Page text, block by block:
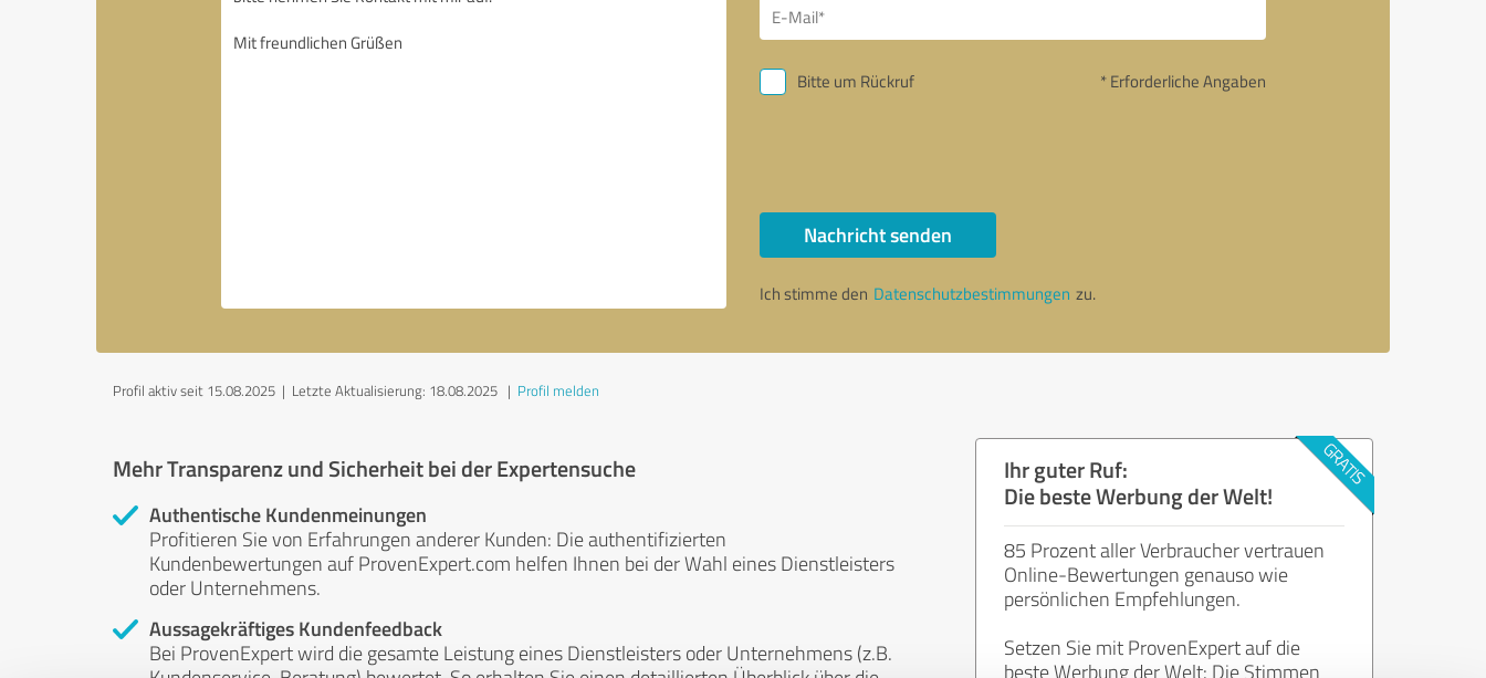
Bitte um Rückruf * Erforderliche Angaben
Nachricht senden
Ich stimme den Datenschutzbestimmungen zu.
Profil aktiv seit 15.08.2025 | Letzte Aktualisierung: 18.08.2025 | Profil melden
Mehr Transparenz und Sicherheit bei der Expertensuche
Authentische Kundenmeinungen
Profitieren Sie von Erfahrungen anderer Kunden: Die authentifizierten
Kundenbewertungen auf ProvenExpert.com helfen Ihnen bei der Wahl eines Dienstleisters
oder Unternehmens.
Aussagekräftiges Kundenfeedback
Bei ProvenExpert wird die gesamte Leistung eines Dienstleisters oder Unternehmens (z.B.
Ihr guter Ruf:
Die beste Werbung der Welt!
85 Prozent aller Verbraucher vertrauen
Online-Bewertungen genauso wie
persönlichen Empfehlungen.
Setzen Sie mit ProvenExpert auf die
beste Werbung der Welt: Die Stimmen